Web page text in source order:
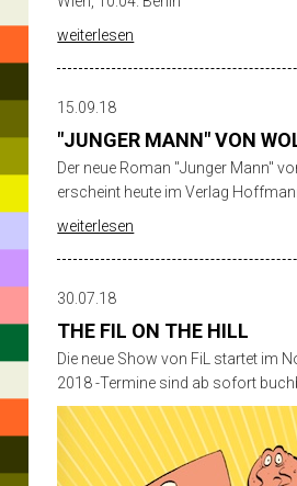
enter
to
search
or
ESC
to
weiterlesen
15.09.18
"JUNGER MANN" VON
Der neue Roman "Junger Mann"
erscheint heute im Verlag
weiterlesen
30.07.18
THE FIL ON THE HILL
Die neue Show von FiL startet im
2018 -Termine sind ab sofort